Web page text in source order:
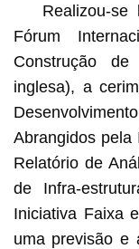
Realizou-
Fórum
Construção
inglesa), a
Abrangidos
Relatório de
de Infra-
Iniciativa Faixa
uma previsão e